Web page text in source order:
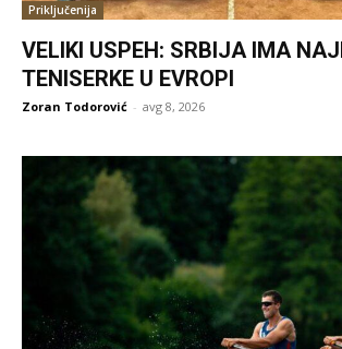
Priključenija
VELIKI USPEH: SRBIJA IMA
TENISERKE U EVROPI
Zoran Todorović - avg 8, 2026